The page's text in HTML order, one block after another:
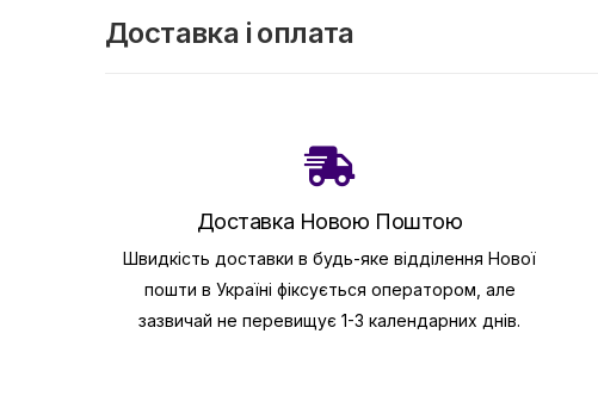
Доставка і оплата
Доставка Новою Поштою
Швидкість доставки в будь-яке відділення Нової
пошти в Україні фіксується оператором, але
зазвичай не перевищує 1-3 календарних днів.